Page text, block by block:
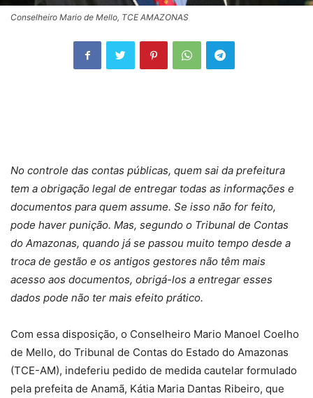
Conselheiro Mario de Mello, TCE AMAZONAS
No controle das contas públicas, quem sai da prefeitura
tem a obrigação legal de entregar todas as informações e
documentos para quem assume. Se isso não for feito,
pode haver punição. Mas, segundo o Tribunal de Contas
do Amazonas, quando já se passou muito tempo desde a
troca de gestão e os antigos gestores não têm mais
acesso aos documentos, obrigá-los a entregar esses
dados pode não ter mais efeito prático.
Com essa disposição, o Conselheiro Mario Manoel Coelho
de Mello, do Tribunal de Contas do Estado do Amazonas
(TCE-AM), indeferiu pedido de medida cautelar formulado
pela prefeita de Anamã, Kátia Maria Dantas Ribeiro, que